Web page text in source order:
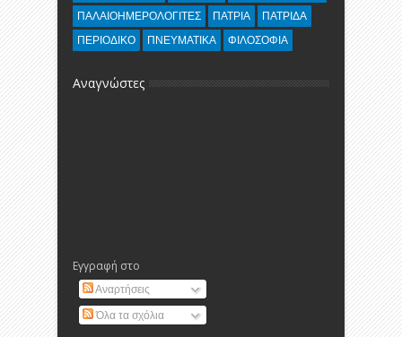
ΠΑΛΑΙΟΗΜΕΡΟΛΟΓΙΤΕΣ
ΠΑΤΡΙΑ
ΠΑΤΡΙΔΑ
ΠΕΡΙΟΔΙΚΟ
ΠΝΕΥΜΑΤΙΚΑ ΦΙΛΟΣΟΦΙΑ
Αναγνώστες
Εγγραφή στο
Αναρτήσεις
Όλα τα σχόλια